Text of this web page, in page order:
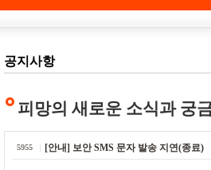
공지사항
피망의 새로운 소식과 궁
5955 [안내] 보안 SMS 문자 발송 지연(종료)